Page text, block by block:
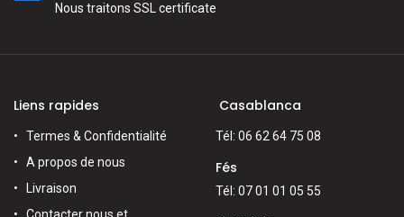
Nous traitons SSL сertificate
Liens rapides
Termes & Confidentialité
A propos de nous
Livraison
Casablanca
Tél: 06 62 64 75 08
Fés
Tél: 07 01 01 05 55